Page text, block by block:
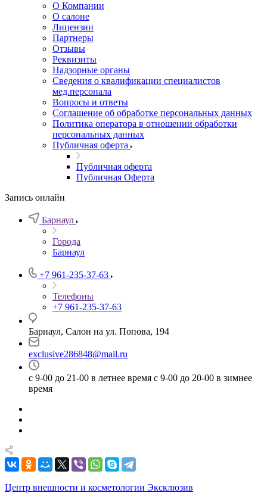
О Компании
О салоне
Лицензии
Партнеры
Отзывы
Реквизиты
Надзорные органы
Сведения о квалификации специалистов
мед.персонала
Вопросы и ответы
Соглашение об обработке персональных данных
Политика оператора в отношении обработки
персональных данных
Публичная оферта
Публичная оферта
Публичная Оферта
Запись онлайн
Барнаул
Города
Барнаул
+7 961-235-37-63
Телефоны
+7 961-235-37-63
Барнаул, Салон на ул. Попова, 194
exclusive286848@mail.ru
с 9-00 до 21-00 в летнее время с 9-00 до 20-00 в зимнее
время
Центр внешности и косметологии Эксклюзив